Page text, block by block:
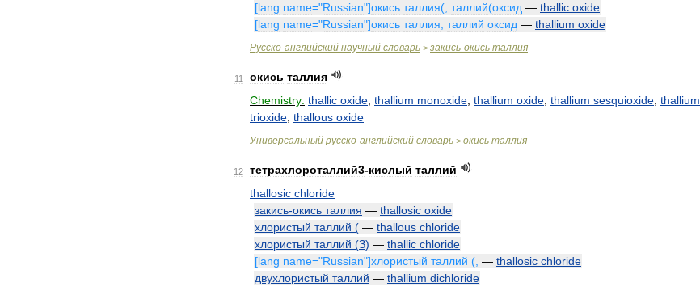
[lang name="Russian"]окись таллия(; таллий(оксид — thallic oxide
[lang name="Russian"]окись таллия; таллий оксид — thallium oxide
Русско-английский научный словарь > закись-окись таллия
11 окись таллия
Chemistry: thallic oxide thallium monoxide thallium oxide thallium sesquioxide thallium
trioxide thallous oxide
Универсальный русско-английский словарь > окись таллия
12 тетрахлороталлий3-кислый таллий
thallosic chloride
закись-окись таллия — thallosic oxide
хлористый таллий ( — thallous chloride
хлористый таллий (З) — thallic chloride
[lang name="Russian"]хлористый таллий (, — thallosic chloride
двухлористый таллий — thallium dichloride